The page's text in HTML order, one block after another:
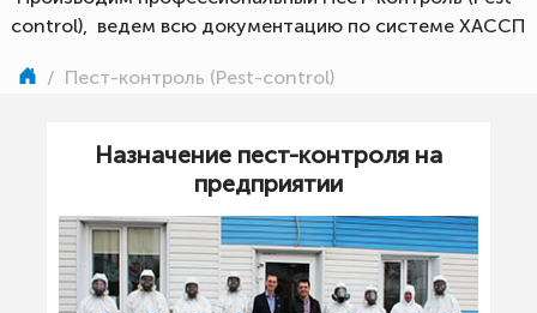
control), ведем всю документацию по системе ХАССП
/ Пест-контроль (Pest-control)
Назначение пест-контроля на
предприятии